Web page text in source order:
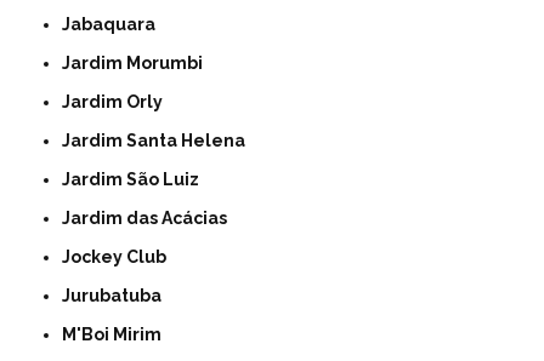
Jabaquara
Jardim Morumbi
Jardim Orly
Jardim Santa Helena
Jardim São Luiz
Jardim das Acácias
Jockey Club
Jurubatuba
M'Boi Mirim